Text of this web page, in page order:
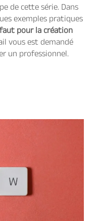
de cette série. Dans
exemples pratiques
pour la création
vous est demandé
un professionnel.